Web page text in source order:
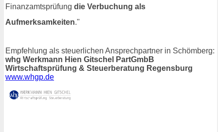
Finanzamtsprüfung die Verbuchung als
Aufmerksamkeiten."
Empfehlung als steuerlichen Ansprechpartner in Schömberg:
whg Werkmann Hien Gitschel PartGmbB
Wirtschaftsprüfung & Steuerberatung Regensburg
www.whgp.de